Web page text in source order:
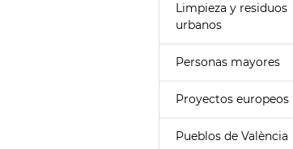
Limpieza y residuos
urbanos
Personas mayores
Proyectos europeos
Pueblos de València